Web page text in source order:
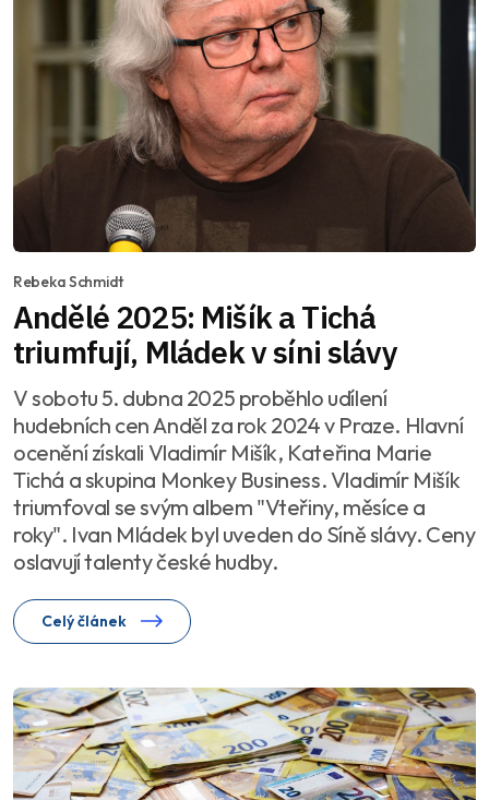
Rebeka Schmidt
Andělé 2025: Mišík a Tichá
triumfují, Mládek v síni slávy
V sobotu 5. dubna 2025 proběhlo udílení
hudebních cen Anděl za rok 2024 v Praze. Hlavní
ocenění získali Vladimír Mišík, Kateřina Marie
Tichá a skupina Monkey Business. Vladimír Mišík
triumfoval se svým albem "Vteřiny, měsíce a
roky". Ivan Mládek byl uveden do Síně slávy. Ceny
oslavují talenty české hudby.
Celý článek